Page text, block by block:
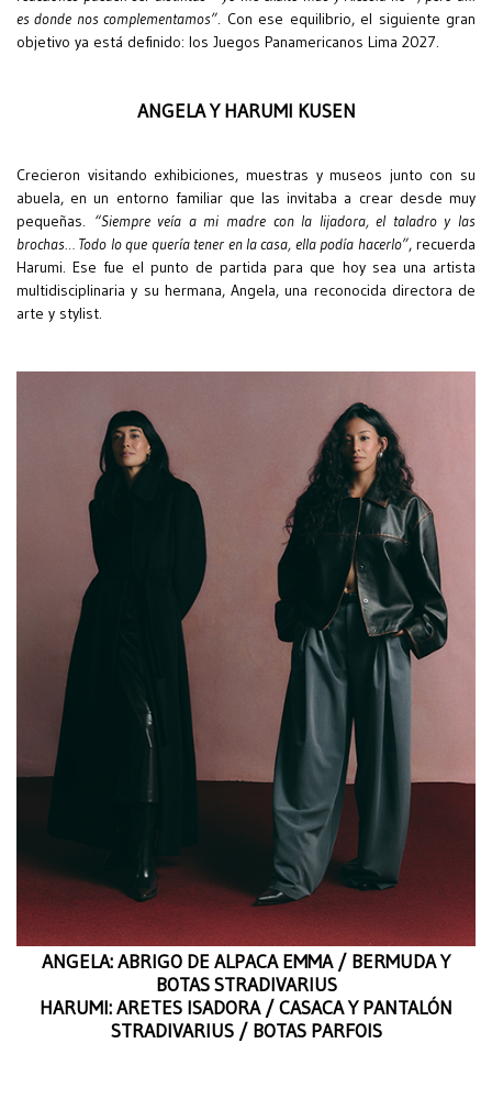
es donde nos complementamos”. Con ese equilibrio, el siguiente gran
objetivo ya está definido: los Juegos Panamericanos Lima 2027.
ANGELA Y HARUMI KUSEN
Crecieron visitando exhibiciones, muestras y museos junto con su
abuela, en un entorno familiar que las invitaba a crear desde muy
pequeñas. “Siempre veía a mi madre con la lijadora, el taladro y las
brochas… Todo lo que quería tener en la casa, ella podía hacerlo”, recuerda
Harumi. Ese fue el punto de partida para que hoy sea una artista
multidisciplinaria y su hermana, Angela, una reconocida directora de
arte y stylist.
ANGELA: ABRIGO DE ALPACA EMMA / BERMUDA Y
BOTAS STRADIVARIUS
HARUMI: ARETES ISADORA / CASACA Y PANTALÓN
STRADIVARIUS / BOTAS PARFOIS